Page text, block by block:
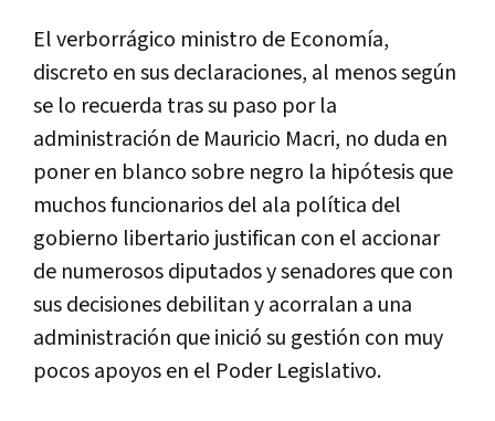
El verborrágico ministro de Economía,
discreto en sus declaraciones, al menos según
se lo recuerda tras su paso por la
administración de Mauricio Macri, no duda en
poner en blanco sobre negro la hipótesis que
muchos funcionarios del ala política del
gobierno libertario justifican con el accionar
de numerosos diputados y senadores que con
sus decisiones debilitan y acorralan a una
administración que inició su gestión con muy
pocos apoyos en el Poder Legislativo.